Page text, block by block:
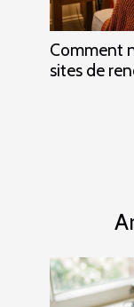
Comment
sites de